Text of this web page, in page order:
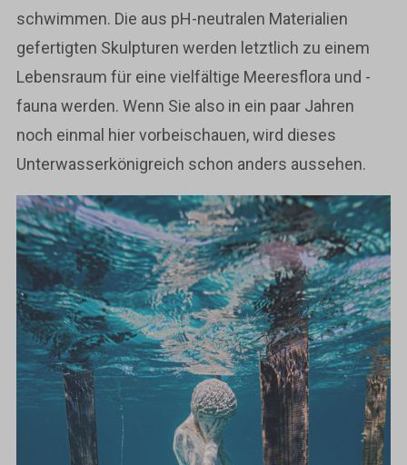
schwimmen. Die aus pH-neutralen Materialien
gefertigten Skulpturen werden letztlich zu einem
Lebensraum für eine vielfältige Meeresflora und -
fauna werden. Wenn Sie also in ein paar Jahren
noch einmal hier vorbeischauen, wird dieses
Unterwasserkönigreich schon anders aussehen.